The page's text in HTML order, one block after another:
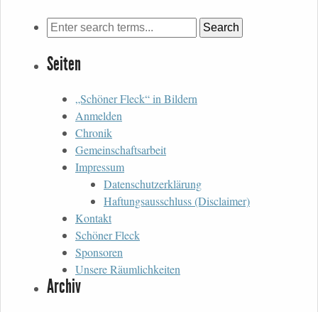
Seiten
„Schöner Fleck“ in Bildern
Anmelden
Chronik
Gemeinschaftsarbeit
Impressum
Datenschutzerklärung
Haftungsausschluss (Disclaimer)
Kontakt
Schöner Fleck
Sponsoren
Unsere Räumlichkeiten
Archiv